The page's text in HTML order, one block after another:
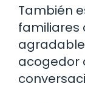
También
familiares
acogedor